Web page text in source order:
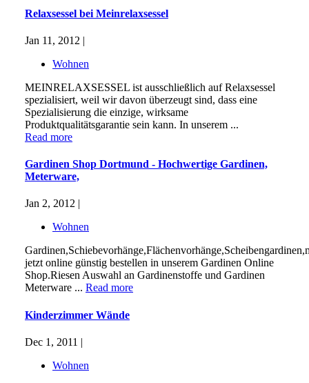
Relaxsessel bei Meinrelaxsessel
Jan 11, 2012 |
Wohnen
MEINRELAXSESSEL ist ausschließlich auf Relaxsessel
spezialisiert, weil wir davon überzeugt sind, dass eine
Spezialisierung die einzige, wirksame
Produktqualitätsgarantie sein kann. In unserem ...
Read more
Gardinen Shop Dortmund - Hochwertige Gardinen,
Meterware,
Jan 2, 2012 |
Wohnen
jetzt online günstig bestellen in unserem Gardinen Online
Shop.Riesen Auswahl an Gardinenstoffe und Gardinen
Meterware ... Read more
Kinderzimmer Wände
Dec 1, 2011 |
Wohnen